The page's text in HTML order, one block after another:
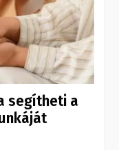
segítheti a